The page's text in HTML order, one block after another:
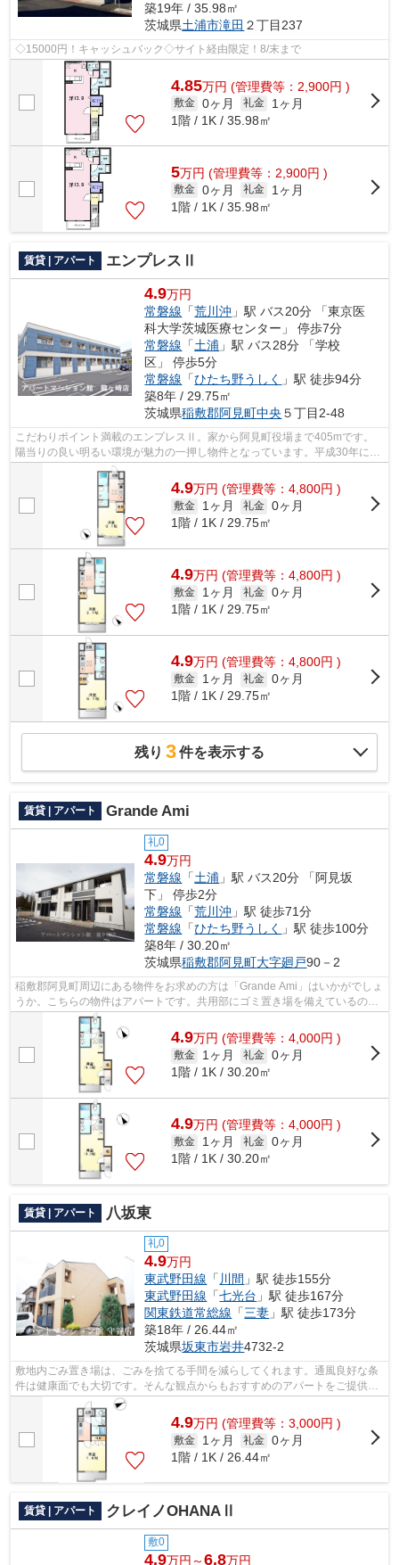
築19年 / 35.98㎡
茨城県土浦市滝田 ２丁目237
◇15000円！キャッシュバック◇サイト経由限定！8/末まで
4.85万円 (管理費等：2,900円 )
敷金 0ヶ月 礼金
1ヶ月
1階 / 1K / 35.98㎡
5万円 (管理費等：2,900円 )
敷金 0ヶ月 礼金
1ヶ月
1階 / 1K / 35.98㎡
賃貸 | アパート エンプレスⅡ
4.9万円
常磐線 「荒川沖 」駅 バス20分 「東京医
科大学茨城医療センター」 停歩7分
常磐線 「土浦 」駅 バス28分 「学校
区」 停歩5分
常磐線 「ひたち野うしく
」駅 徒歩94分
築8年 / 29.75㎡
茨城県稲敷郡阿見町中央 ５丁目2-48
こだわりポイント満載のエンプレスⅡ。家から阿見町役場まで405mです。
陽当りの良い明るい環境が魅力の一押し物件となっています。平成30年に建
設された物件です。稲敷郡阿見町の常磐線...
4.9万円 (管理費等：4,800円 )
敷金 1ヶ月 礼金 0ヶ月
1階 / 1K / 29.75㎡
4.9万円 (管理費等：4,800円 )
敷金 1ヶ月 礼金 0ヶ月
1階 / 1K / 29.75㎡
4.9万円 (管理費等：4,800円 )
敷金 1ヶ月 礼金 0ヶ月
1階 / 1K / 29.75㎡
残り 3件を表示する
賃貸 | アパート Grande Ami
礼0
4.9万円
常磐線 「土浦 」駅 バス20分 「阿見坂
下」 停歩2分
常磐線 「荒川沖 」駅 徒歩71分
常磐線 「ひたち野うしく
」駅 徒歩100分
築8年 / 30.20㎡
茨城県稲敷郡阿見町大字廻戸90－2
稲敷郡阿見町周辺にある物件をお求めの方は「Grande Ami」はいかがでしょ
うか。こちらの物件はアパートです。共用部にゴミ置き場を備えているの
で、外部の人にごみを見られたりするリ...
4.9万円 (管理費等：4,000円 )
敷金 1ヶ月 礼金 0ヶ月
1階 / 1K / 30.20㎡
4.9万円 (管理費等：4,000円 )
敷金 1ヶ月 礼金 0ヶ月
1階 / 1K / 30.20㎡
賃貸 | アパート 八坂東
礼0
4.9万円
東武野田線 「 川間 」駅 徒歩155分
東武野田線 「七光台 」駅 徒歩167分
関東鉄道常総線 「三妻 」駅 徒歩173分
築18年 / 26.44㎡
茨城県坂東市岩井4732-2
敷地内ごみ置き場は、ごみを捨てる手間を減らしてくれます。通風良好な条
件は健康面でも大切です。そんな観点からもおすすめのアパートをご提供し
ます。こちらの物件はアパートです。...
4.9万円 (管理費等：3,000円 )
敷金 1ヶ月 礼金 0ヶ月
1階 / 1K / 26.44㎡
賃貸 | アパート クレイノOHANAⅡ
敷0
4.9万円～6.8万円